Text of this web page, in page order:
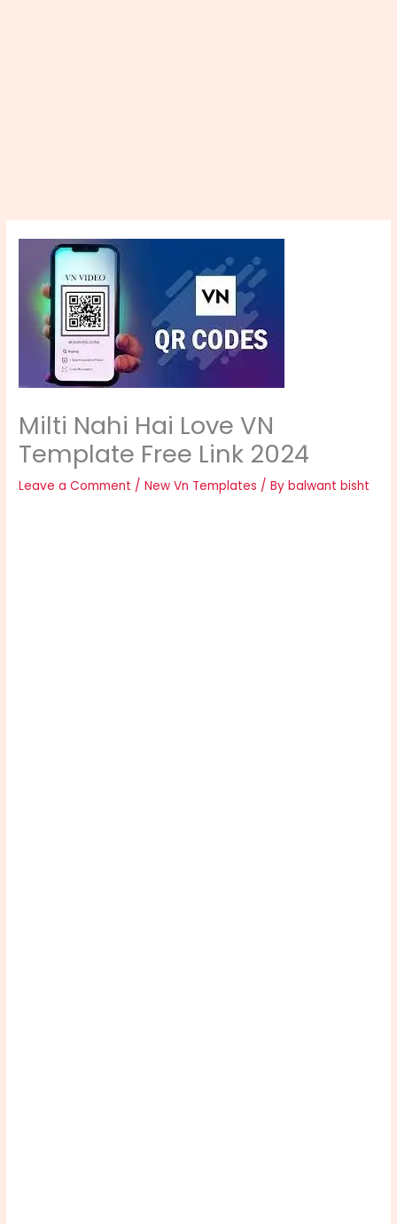
Milti Nahi Hai Love VN
Template Free Link 2024
Leave a Comment /New Vn Templates / Bybalwant bisht